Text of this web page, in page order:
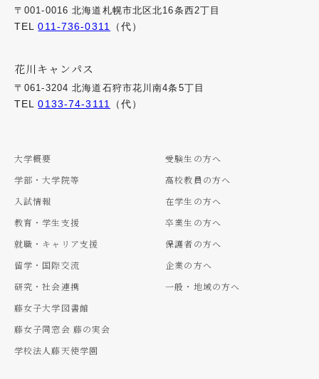
〒001-0016 北海道札幌市北区北16条西2丁目
TEL011-736-0311 （代）
花川キャンパス
〒061-3204 北海道石狩市花川南4条5丁目
TEL0133-74-3111 （代）
大学概要
学部・大学院等
入試情報
教育・学生支援
就職・キャリア支援
留学・国際交流
研究・社会連携
藤女子大学図書館
藤女子同窓会 藤の実会
学校法人藤天使学園
受験生の方へ
高校教員の方へ
在学生の方へ
卒業生の方へ
保護者の方へ
企業の方へ
一般・地域の方へ